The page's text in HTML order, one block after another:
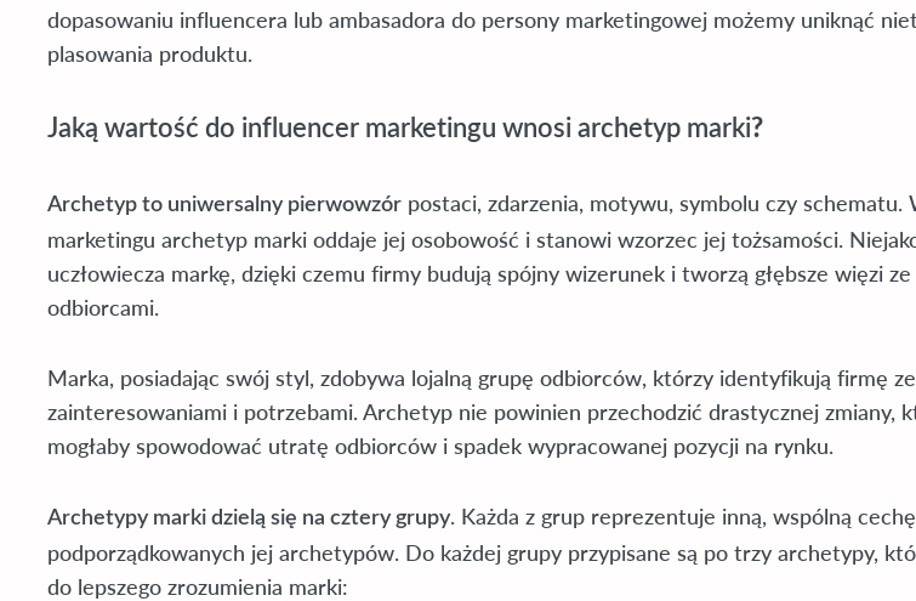
dopasowaniu influencera lub ambasadora do persony marketingowej możemy uniknąć
plasowania produktu.
Jaką wartość do influencer marketingu wnosi archetyp marki?
Archetyp to uniwersalny pierwowzór postaci, zdarzenia, motywu, symbolu czy schematu.
marketingu archetyp marki oddaje jej osobowość i stanowi wzorzec jej tożsamości.
uczłowiecza markę, dzięki czemu firmy budują spójny wizerunek i tworzą głębsze więzi
odbiorcami.
Marka, posiadając swój styl, zdobywa lojalną grupę odbiorców, którzy identyfikują firmę
zainteresowaniami i potrzebami. Archetyp nie powinien przechodzić drastycznej zmiany,
mogłaby spowodować utratę odbiorców i spadek wypracowanej pozycji na rynku.
Archetypy marki dzielą się na cztery grupy. Każda z grup reprezentuje inną, wspólną
podporządkowanych jej archetypów. Do każdej grupy przypisane są po trzy archetypy,
do lepszego zrozumienia marki: